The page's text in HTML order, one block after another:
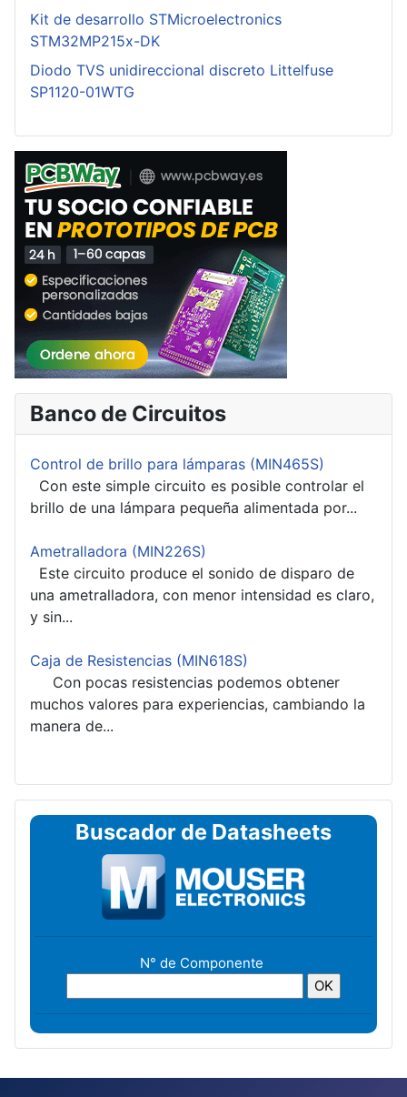
Kit de desarrollo STMicroelectronics
STM32MP215x-DK
Diodo TVS unidireccional discreto Littelfuse
SP1120-01WTG
Banco de Circuitos
Control de brillo para lámparas (MIN465S)
Con este simple circuito es posible controlar el
brillo de una lámpara pequeña alimentada por...
Ametralladora (MIN226S)
Este circuito produce el sonido de disparo de
una ametralladora, con menor intensidad es claro,
y sin...
Caja de Resistencias (MIN618S)
Con pocas resistencias podemos obtener
muchos valores para experiencias, cambiando la
manera de...
Buscador de Datasheets
N° de Componente